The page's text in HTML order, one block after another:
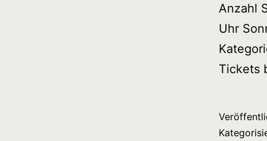
Anzahl
Uhr
Tickets